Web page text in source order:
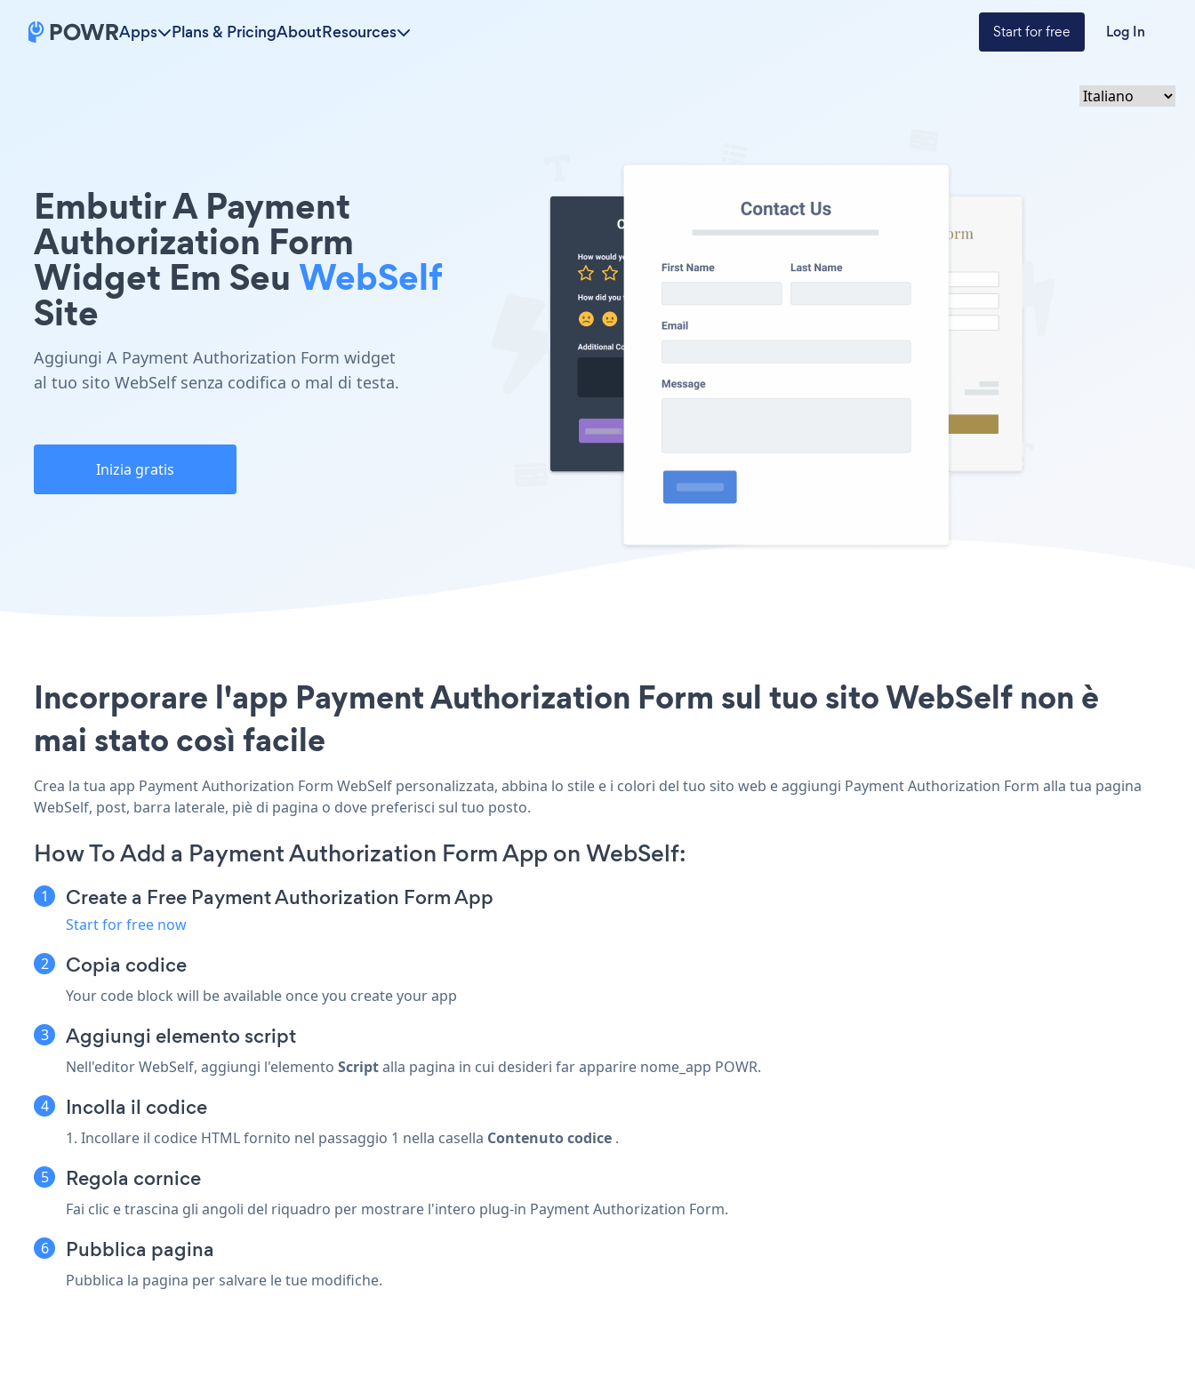
Apps Plans & PricingAboutResources Start for free Log In
Embutir A Payment
Authorization Form
Widget Em SeuWebSelf
Site
Aggiungi A Payment Authorization Form widget
al tuo sito WebSelf senza codifica o mal di testa.
Inizia gratis
Incorporare l'app Payment Authorization Form sul tuo sito WebSelf non è
mai stato così facile
Crea la tua app Payment Authorization Form WebSelf personalizzata, abbina lo stile e i colori del tuo sito web e aggiungi Payment Authorization Form alla tua pagina
WebSelf, post, barra laterale, piè di pagina o dove preferisci sul tuo posto.
How To Add a Payment Authorization Form App on WebSelf:
Create a Free Payment Authorization Form App
Start for free now
Copia codice
Your code block will be available once you create your app
Aggiungi elemento script
Nell'editor WebSelf, aggiungi l'elemento Scriptalla pagina in cui desideri far apparire nome_app POWR.
Incolla il codice
1. Incollare il codice HTML fornito nel passaggio 1 nella casella Contenuto codice .
Regola cornice
Fai clic e trascina gli angoli del riquadro per mostrare l'intero plug-in Payment Authorization Form.
Pubblica pagina
Pubblica la pagina per salvare le tue modifiche.